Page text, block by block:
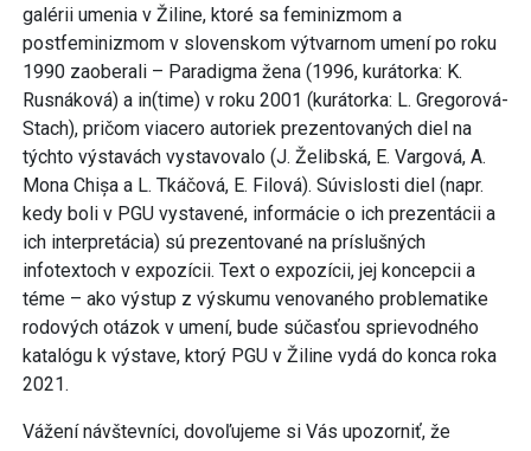
galérii umenia v Žiline, ktoré sa feminizmom a
postfeminizmom v slovenskom výtvarnom umení po roku
1990 zaoberali – Paradigma žena (1996, kurátorka: K.
Rusnáková) a in(time) v roku 2001 (kurátorka: L. Gregorová-
Stach), pričom viacero autoriek prezentovaných diel na
týchto výstavách vystavovalo (J. Želibská, E. Vargová, A.
Mona Chișa a L. Tkáčová, E. Filová). Súvislosti diel (napr.
kedy boli v PGU vystavené, informácie o ich prezentácii a
ich interpretácia) sú prezentované na príslušných
infotextoch v expozícii. Text o expozícii, jej koncepcii a
téme – ako výstup z výskumu venovaného problematike
rodových otázok v umení, bude súčasťou sprievodného
katalógu k výstave, ktorý PGU v Žiline vydá do konca roka
2021.
Vážení návštevníci, dovoľujeme si Vás upozorniť, že